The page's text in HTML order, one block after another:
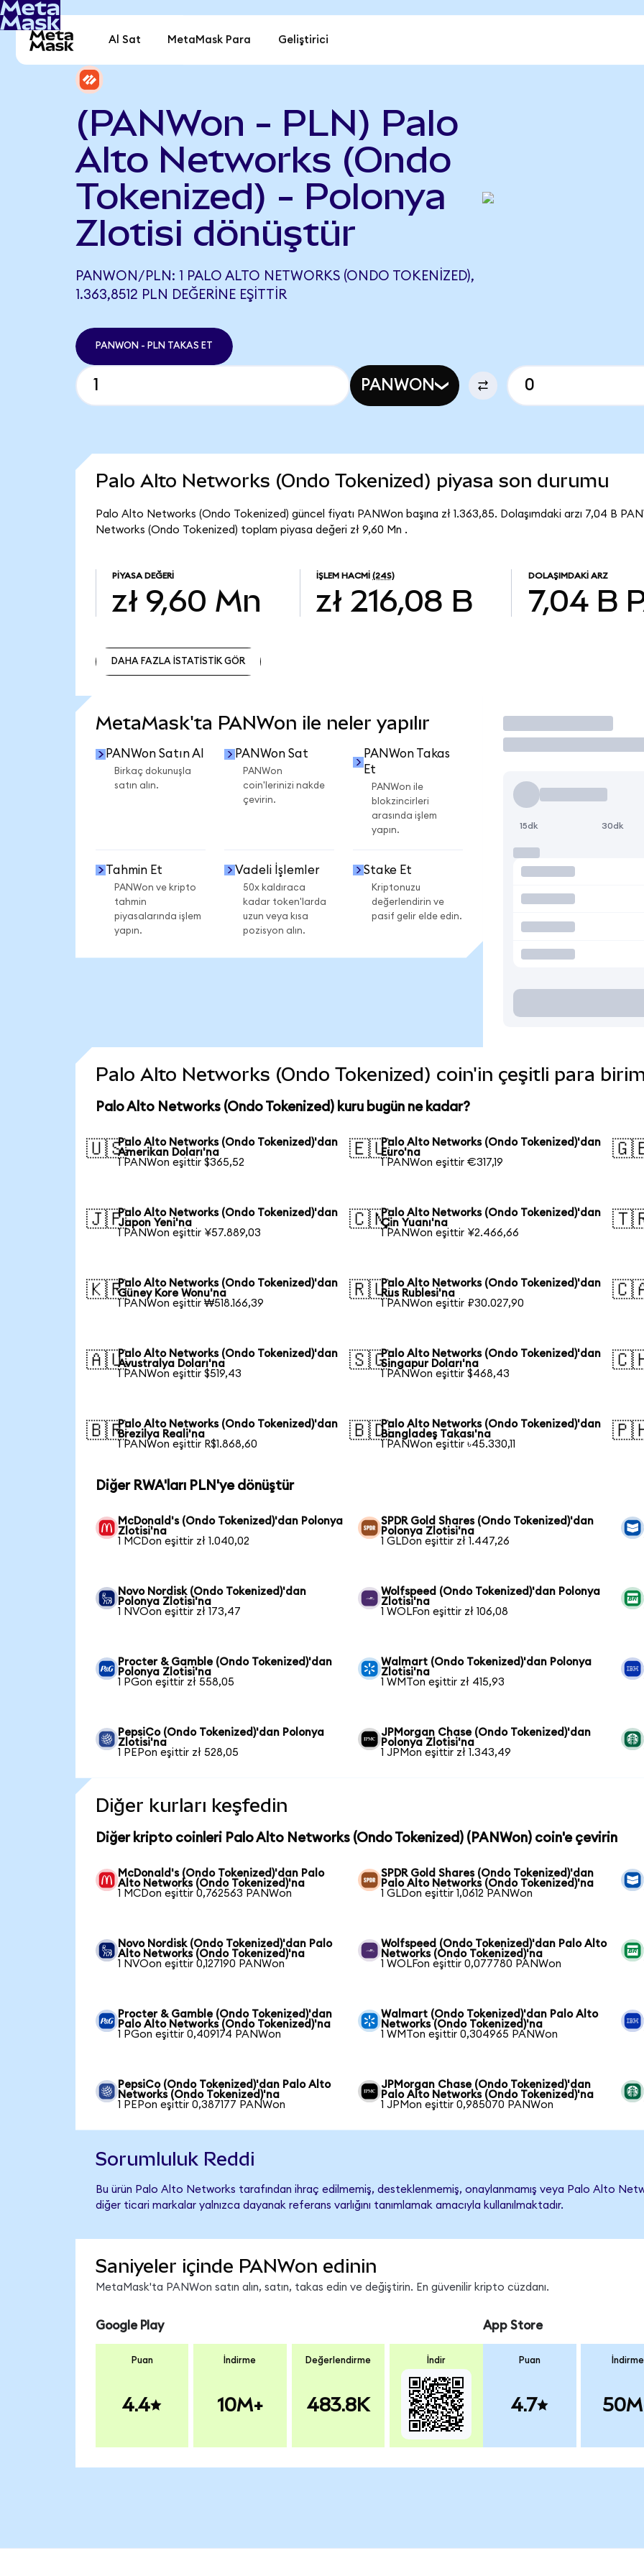
Al Sat MetaMask Para Geliştirici
(PANWon - PLN) Palo
Alto Networks (Ondo
Tokenized) - Polonya
Zlotisi dönüştür
PANWON/PLN: 1 PALO ALTO NETWORKS (ONDO TOKENIZED),
1.363,8512 PLN DEĞERINE EŞITTIR
PANWON - PLN TAKAS ET
PANWON
Palo Alto Networks (Ondo Tokenized) piyasa son durumu
Palo Alto Networks (Ondo Tokenized) güncel fiyatı PANWon başına zł 1.363,85. Dolaşımdaki arzı 7,04 B
Networks (Ondo Tokenized) toplam piyasa değeri zł 9,60 Mn .
PIYASA DEĞERI
zł 9,60 Mn
İŞLEM HACMI (24S)
zł 216,08 B
DOLAŞIMDAKI ARZ
7,04 B
DAHA FAZLA İSTATİSTİK GÖR
MetaMask'ta PANWon ile neler yapılır
PANWon Satın Al
Birkaç dokunuşla
satın alın.
PANWon Sat
PANWon
coin'lerinizi nakde
çevirin.
PANWon Takas
Et
PANWon ile
blokzincirleri
arasında işlem
yapın.
Tahmin Et
PANWon ve kripto
tahmin
piyasalarında işlem
yapın.
Vadeli İşlemler
50x kaldıraca
kadar token'larda
uzun veya kısa
pozisyon alın.
Stake Et
Kriptonuzu
değerlendirin ve
pasif gelir elde edin.
İşlem Yap
15dk 30dk
Palo Alto Networks (Ondo Tokenized) coin'in çeşitli para
Palo Alto Networks (Ondo Tokenized) kuru bugün ne kadar?
🇺🇸Palo Alto Networks (Ondo Tokenized)'dan
Amerikan Doları'na
1 PANWon eşittir $365,52
🇪🇺Palo Alto Networks (Ondo Tokenized)'dan
Euro'na
1 PANWon eşittir €317,19
🇯🇵Palo Alto Networks (Ondo Tokenized)'dan
Japon Yeni'na
1 PANWon eşittir ¥57.889,03
🇨🇳Palo Alto Networks (Ondo Tokenized)'dan
Çin Yuanı'na
1 PANWon eşittir ¥2.466,66
🇰🇷Palo Alto Networks (Ondo Tokenized)'dan
Güney Kore Wonu'na
1 PANWon eşittir ₩518.166,39
🇷🇺Palo Alto Networks (Ondo Tokenized)'dan
Rus Rublesi'na
1 PANWon eşittir ₽30.027,90
🇦🇺Palo Alto Networks (Ondo Tokenized)'dan
Avustralya Doları'na
1 PANWon eşittir $519,43
🇸🇬Palo Alto Networks (Ondo Tokenized)'dan
Singapur Doları'na
1 PANWon eşittir $468,43
🇧🇷Palo Alto Networks (Ondo Tokenized)'dan
Brezilya Reali'na
1 PANWon eşittir R$1.868,60
🇧🇩Palo Alto Networks (Ondo Tokenized)'dan
Bangladeş Takası'na
1 PANWon eşittir ৳45.330,11
Diğer RWA'ları PLN'ye dönüştür
McDonald's (Ondo Tokenized)'dan Polonya
Zlotisi'na
1 MCDon eşittir zł 1.040,02
SPDR Gold Shares (Ondo Tokenized)'dan
Polonya Zlotisi'na
1 GLDon eşittir zł 1.447,26
Novo Nordisk (Ondo Tokenized)'dan
Polonya Zlotisi'na
1 NVOon eşittir zł 173,47
Wolfspeed (Ondo Tokenized)'dan Polonya
Zlotisi'na
1 WOLFon eşittir zł 106,08
Procter & Gamble (Ondo Tokenized)'dan
Polonya Zlotisi'na
1 PGon eşittir zł 558,05
Walmart (Ondo Tokenized)'dan Polonya
Zlotisi'na
1 WMTon eşittir zł 415,93
PepsiCo (Ondo Tokenized)'dan Polonya
Zlotisi'na
1 PEPon eşittir zł 528,05
JPMorgan Chase (Ondo Tokenized)'dan
Polonya Zlotisi'na
1 JPMon eşittir zł 1.343,49
Diğer kurları keşfedin
Diğer kripto coinleri Palo Alto Networks (Ondo Tokenized) (PANWon) coin'e çevirin
McDonald's (Ondo Tokenized)'dan Palo
Alto Networks (Ondo Tokenized)'na
1 MCDon eşittir 0,762563 PANWon
SPDR Gold Shares (Ondo Tokenized)'dan
Palo Alto Networks (Ondo Tokenized)'na
1 GLDon eşittir 1,0612 PANWon
Novo Nordisk (Ondo Tokenized)'dan Palo
Alto Networks (Ondo Tokenized)'na
1 NVOon eşittir 0,127190 PANWon
Wolfspeed (Ondo Tokenized)'dan Palo Alto
Networks (Ondo Tokenized)'na
1 WOLFon eşittir 0,077780 PANWon
Procter & Gamble (Ondo Tokenized)'dan
Palo Alto Networks (Ondo Tokenized)'na
1 PGon eşittir 0,409174 PANWon
Walmart (Ondo Tokenized)'dan Palo Alto
Networks (Ondo Tokenized)'na
1 WMTon eşittir 0,304965 PANWon
PepsiCo (Ondo Tokenized)'dan Palo Alto
Networks (Ondo Tokenized)'na
1 PEPon eşittir 0,387177 PANWon
JPMorgan Chase (Ondo Tokenized)'dan
Palo Alto Networks (Ondo Tokenized)'na
1 JPMon eşittir 0,985070 PANWon
Sorumluluk Reddi
Bu ürün Palo Alto Networks tarafından ihraç edilmemiş, desteklenmemiş, onaylanmamış veya Palo Alto
diğer ticari markalar yalnızca dayanak referans varlığını tanımlamak amacıyla kullanılmaktadır.
Saniyeler içinde PANWon edinin
MetaMask'ta PANWon satın alın, satın, takas edin ve değiştirin. En güvenilir kripto cüzdanı.
Google Play
Puan
4.4
İndirme
10M+
Değerlendirme
483.8K
İndir
App Store
Puan
4.7
İndirme